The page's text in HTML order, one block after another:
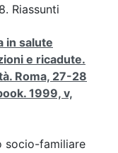
Riassunti
in salute
e ricadute.
Roma, 27-28
1999, v,
socio-familiare